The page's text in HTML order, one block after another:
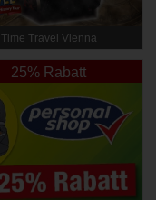
Time Travel Vienna
25% Rabatt